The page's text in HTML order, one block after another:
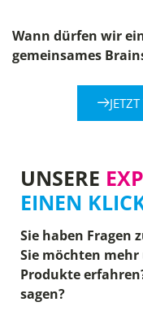
Wann dürfen wir
gemeinsames
UNSERE
EINEN
Sie haben Fragen
Sie möchten
Produkte
sagen?